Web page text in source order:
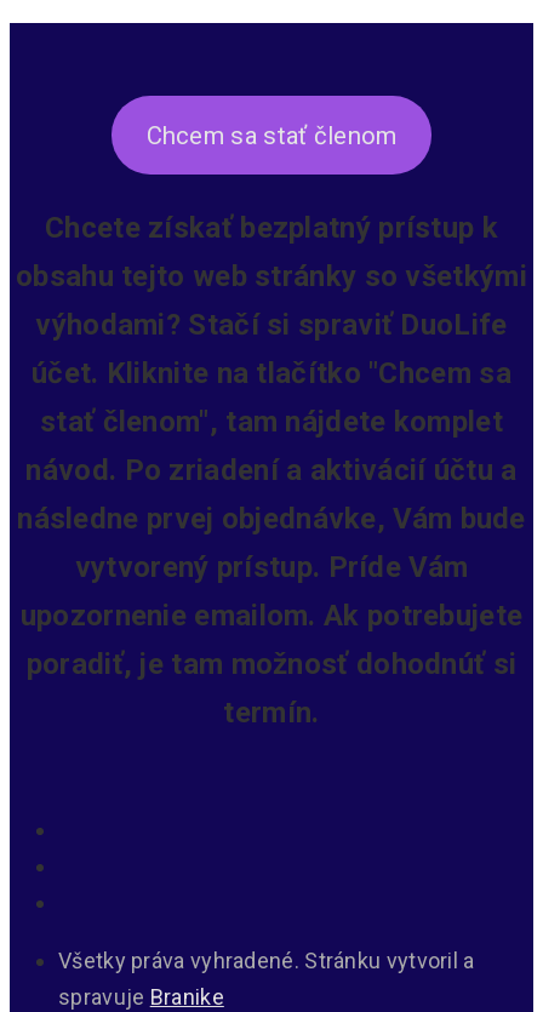
Chcem sa stať členom
Chcete získať bezplatný prístup k
obsahu tejto web stránky so všetkými
výhodami? Stačí si spraviť DuoLife
účet. Kliknite na tlačítko "Chcem sa
stať členom", tam nájdete komplet
návod. Po zriadení a aktivácií účtu a
následne prvej objednávke, Vám bude
vytvorený prístup. Príde Vám
upozornenie emailom. Ak potrebujete
poradiť, je tam možnosť dohodnúť si
termín.
Všetky práva vyhradené. Stránku vytvoril a
spravuje Branike